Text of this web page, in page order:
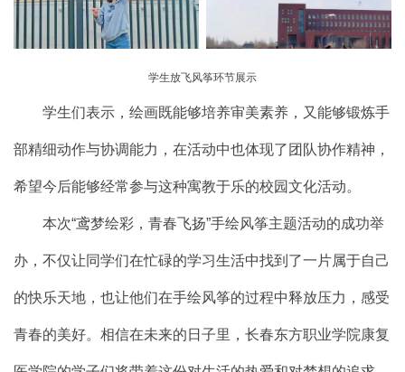
学生放飞风筝环节展示
学生们表示，绘画既能够培养审美素养，又能够锻炼手
部精细动作与协调能力，在活动中也体现了团队协作精神，
希望今后能够经常参与这种寓教于乐的校园文化活动。
本次“鸢梦绘彩，青春飞扬”手绘风筝主题活动的成功举
办，不仅让同学们在忙碌的学习生活中找到了一片属于自己
的快乐天地，也让他们在手绘风筝的过程中释放压力，感受
青春的美好。相信在未来的日子里，长春东方职业学院康复